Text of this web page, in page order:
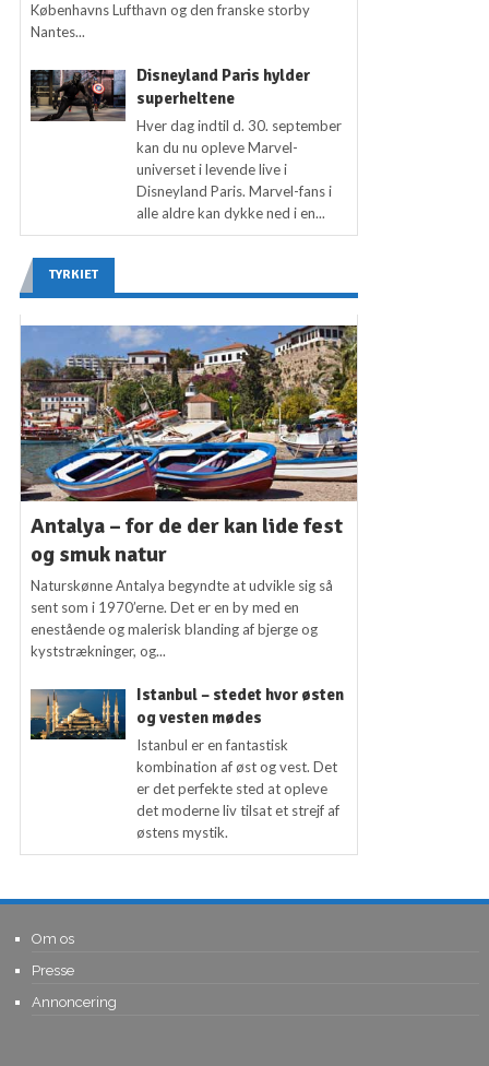
Københavns Lufthavn og den franske storby
Nantes...
Disneyland Paris hylder
superheltene
Hver dag indtil d. 30. september
kan du nu opleve Marvel-
universet i levende live i
Disneyland Paris. Marvel-fans i
alle aldre kan dykke ned i en...
TYRKIET
Antalya – for de der kan lide fest
og smuk natur
Naturskønne Antalya begyndte at udvikle sig så
sent som i 1970’erne. Det er en by med en
enestående og malerisk blanding af bjerge og
kyststrækninger, og...
Istanbul – stedet hvor østen
og vesten mødes
Istanbul er en fantastisk
kombination af øst og vest. Det
er det perfekte sted at opleve
det moderne liv tilsat et strejf af
østens mystik.
Om os
Presse
Annoncering